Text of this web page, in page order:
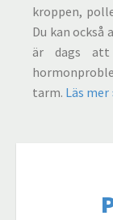
kroppen,
Du kan också
är dags att
tarm. Läs mer